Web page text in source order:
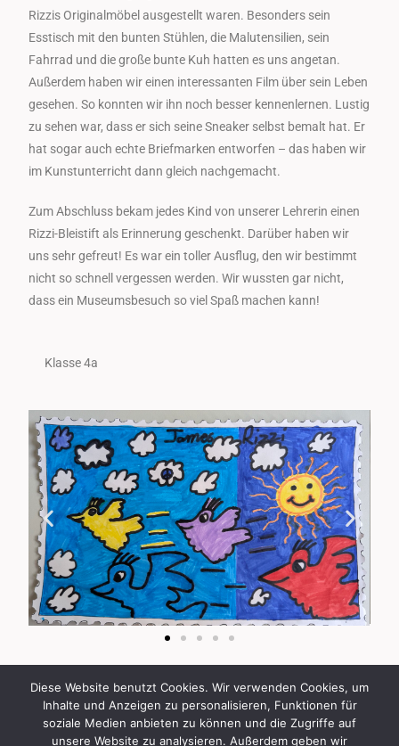
Rizzis Originalmöbel ausgestellt waren. Besonders sein
Esstisch mit den bunten Stühlen, die Malutensilien, sein
Fahrrad und die große bunte Kuh hatten es uns angetan.
Außerdem haben wir einen interessanten Film über sein Leben
gesehen. So konnten wir ihn noch besser kennenlernen. Lustig
zu sehen war, dass er sich seine Sneaker selbst bemalt hat. Er
hat sogar auch echte Briefmarken entworfen – das haben wir
im Kunstunterricht dann gleich nachgemacht.
Zum Abschluss bekam jedes Kind von unserer Lehrerin einen
Rizzi-Bleistift als Erinnerung geschenkt. Darüber haben wir
uns sehr gefreut! Es war ein toller Ausflug, den wir bestimmt
nicht so schnell vergessen werden. Wir wussten gar nicht,
dass ein Museumsbesuch so viel Spaß machen kann!
Klasse 4a
Diese Website benutzt Cookies. Wir verwenden Cookies, um
Inhalte und Anzeigen zu personalisieren, Funktionen für
soziale Medien anbieten zu können und die Zugriffe auf
unsere Website zu analysieren. Außerdem geben wir